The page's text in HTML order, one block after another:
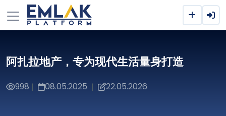
阿扎拉地产，专为现代生活量身打造
998 | 08.05.2025 | 22.05.2026